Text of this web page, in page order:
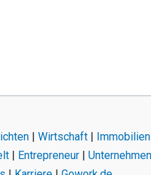
| Wirtschaft | Immobilien
| Entrepreneur | Unternehmen